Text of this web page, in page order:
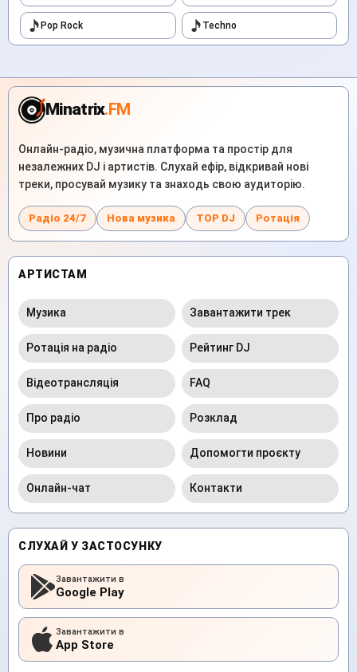
Pop Rock Techno
Minatrix.FM
Онлайн-радіо, музична платформа та простір для
незалежних DJ і артистів. Слухай ефір, відкривай нові
треки, просувай музику та знаходь свою аудиторію.
Радіо 24/7 Нова музика TOP DJ Ротація
АРТИСТАМ
Музика Завантажити трек
Ротація на радіо Рейтинг DJ
Відеотрансляція FAQ
Про радіо Розклад
Новини Допомогти проєкту
Онлайн-чат Контакти
СЛУХАЙ У ЗАСТОСУНКУ
Завантажити в
Google Play
Завантажити в
App Store